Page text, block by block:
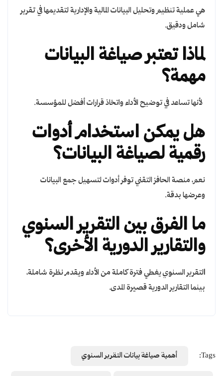
هي عملية تنظيم وتحليل البيانات المالية والإدارية لتقديمها في تقرير
شامل ودقيق.
لماذا تعتبر صياغة البيانات
مهمة؟
لأنها تساعد في توضيح الأداء واتخاذ قرارات أفضل للمؤسسة.
هل يمكن استخدام أدوات
رقمية لصياغة البيانات؟
نعم، منصة الحافز التقني توفر أدوات لتسهيل جمع البيانات
وعرضها بدقة.
ما الفرق بين التقرير السنوي
والتقارير الدورية الأخرى؟
التقرير السنوي يغطي فترة كاملة من الأداء ويقدم نظرة شاملة،
بينما التقارير الدورية قصيرة المدى.
Tags: أهمية صياغة بيانات التقرير السنوي